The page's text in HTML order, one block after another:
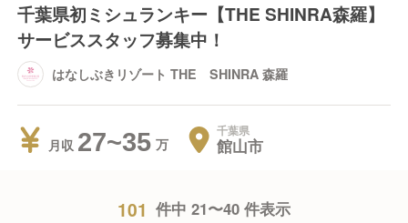
千葉県初ミシュランキー【THE SHINRA森羅】
サービススタッフ募集中！
はなしぶきリゾート THE SHINRA 森羅
月収 27~35 千葉県
館山市
101 件中 21〜40 件表示